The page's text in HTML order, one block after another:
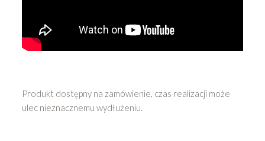
Produkt dostępny na zamówienie, czas realizacji może
ulec nieznacznemu wydłużeniu.